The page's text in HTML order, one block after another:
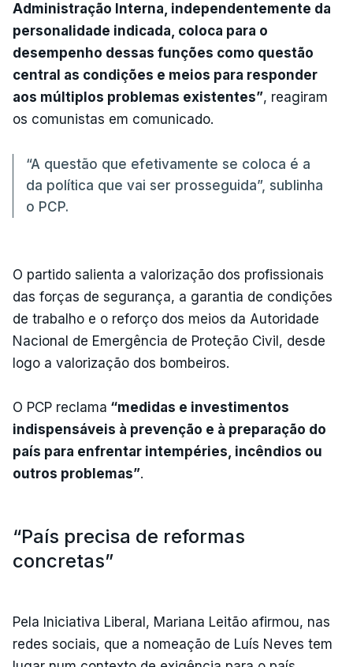
Administração Interna, independentemente da
personalidade indicada, coloca para o
desempenho dessas funções como questão
central as condições e meios para responder
aos múltiplos problemas existentes”, reagiram
os comunistas em comunicado.
“A questão que efetivamente se coloca é a
da política que vai ser prosseguida”, sublinha
o PCP.
O partido salienta a valorização dos profissionais
das forças de segurança, a garantia de condições
de trabalho e o reforço dos meios da Autoridade
Nacional de Emergência de Proteção Civil, desde
logo a valorização dos bombeiros.
O PCP reclama “medidas e investimentos
indispensáveis à prevenção e à preparação do
país para enfrentar intempéries, incêndios ou
outros problemas”.
“País precisa de reformas
concretas”
Pela Iniciativa Liberal, Mariana Leitão afirmou, nas
redes sociais, que a nomeação de Luís Neves tem